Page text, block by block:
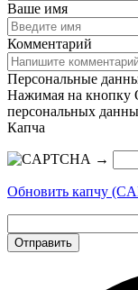
Ваше имя
Комментарий
Персональные
Нажимая на кнопку
персональных
Капча
→
Обновить капчу
Отправить